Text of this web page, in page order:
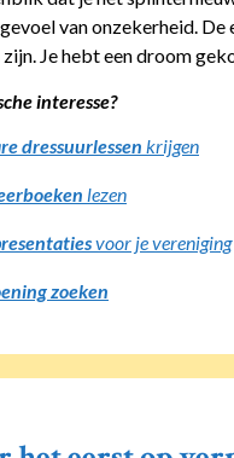
van onzekerheid.
Je hebt een droom
interesse?
dressuurlessen krijgen
lezen
voor je vereniging
zoeken